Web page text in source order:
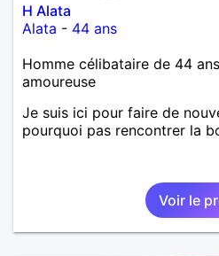
H Alata
Alata - 44 ans
Homme célibataire de 44
amoureuse
Je suis ici pour faire de
pourquoi pas rencontrer la
Voir le